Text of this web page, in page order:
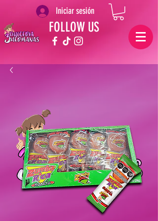
Iniciar sesión
FOLLOW US